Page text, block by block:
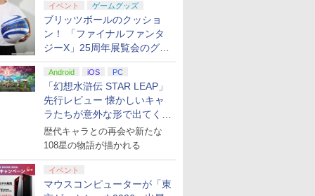
イベント ゲームグッズ
ブリッツボールのクッショ
ン！ 「ファイナルファンタ
ジーX」25周年展覧会のグッ
ズ情報が公開
Android iOS PC
「幻想水滸伝 STAR LEAP」
先行レビュー 懐かしいキャ
ラたちが意外な形で出てくる
シリーズ完全新作！
歴代キャラとの再会や新たな
108星の物語が描かれる
イベント
マウスコンピューターが「東